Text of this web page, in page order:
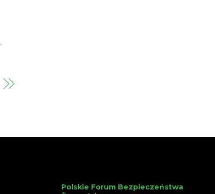
,
Polskie Forum Bezpieczeństwa